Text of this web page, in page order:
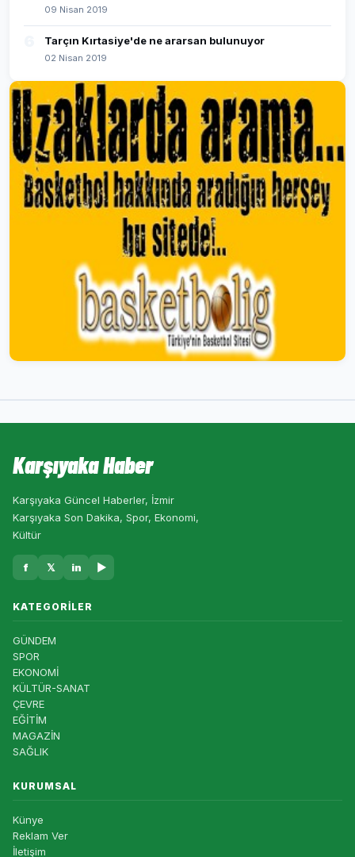
09 Nisan 2019
Tarçın Kırtasiye'de ne ararsan bulunuyor
02 Nisan 2019
Karşıyaka Haber
Karşıyaka Güncel Haberler, İzmir
Karşıyaka Son Dakika, Spor, Ekonomi,
Kültür
f 𝕏 in ▶
KATEGORILER
GÜNDEM
SPOR
EKONOMİ
KÜLTÜR-SANAT
ÇEVRE
EĞİTİM
MAGAZİN
SAĞLIK
KURUMSAL
Künye
Reklam Ver
İletişim